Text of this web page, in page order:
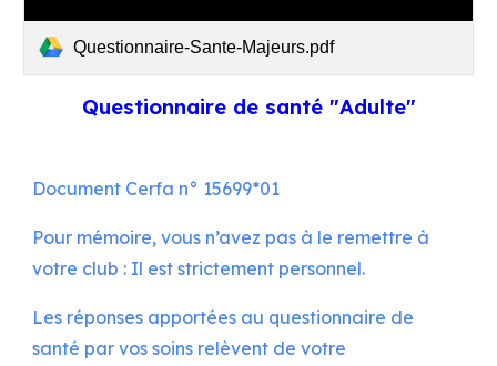
Questionnaire-Sante-Majeurs.pdf
Questionnaire de santé "Adulte"
Document Cerfa n° 15699*01
Pour mémoire, vous n’avez pas à le remettre à
votre club : Il est strictement personnel.
Les réponses apportées au questionnaire de
santé par vos soins relèvent de votre